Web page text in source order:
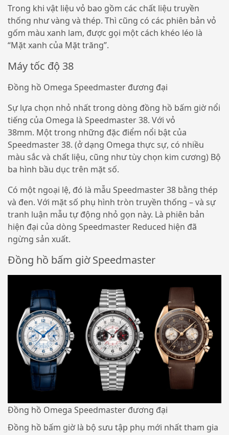
Trong khi vật liệu vỏ bao gồm các chất liệu truyền
thống như vàng và thép. Thì cũng có các phiên bản vỏ
gốm màu xanh lam, được gọi một cách khéo léo là
“Mặt xanh của Mặt trăng”.
Máy tốc độ 38
Đồng hồ Omega Speedmaster đương đại
Sự lựa chọn nhỏ nhất trong dòng đồng hồ bấm giờ nổi
tiếng của Omega là Speedmaster 38. Với vỏ
38mm. Một trong những đặc điểm nổi bật của
Speedmaster 38. (ở dạng Omega thực sự, có nhiều
màu sắc và chất liệu, cũng như tùy chọn kim cương) Bộ
ba hình bầu dục trên mặt số.
Có một ngoại lệ, đó là mẫu Speedmaster 38 bằng thép
và đen. Với mặt số phụ hình tròn truyền thống – và sự
tranh luận mẫu tự động nhỏ gọn này. Là phiên bản
hiện đại của dòng Speedmaster Reduced hiện đã
ngừng sản xuất.
Đồng hồ bấm giờ Speedmaster
Đồng hồ Omega Speedmaster đương đại
Đồng hồ bấm giờ là bộ sưu tập phụ mới nhất tham gia